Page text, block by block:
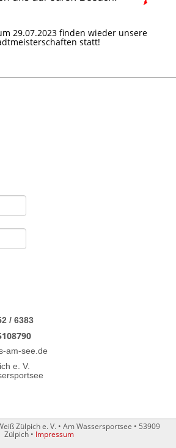
29.07.2023 finden wieder unsere
statt!
/ 6383
am-see.de
e. V.
Zülpich e. V. • Am Wassersportsee • 53909
Zülpich • Impressum